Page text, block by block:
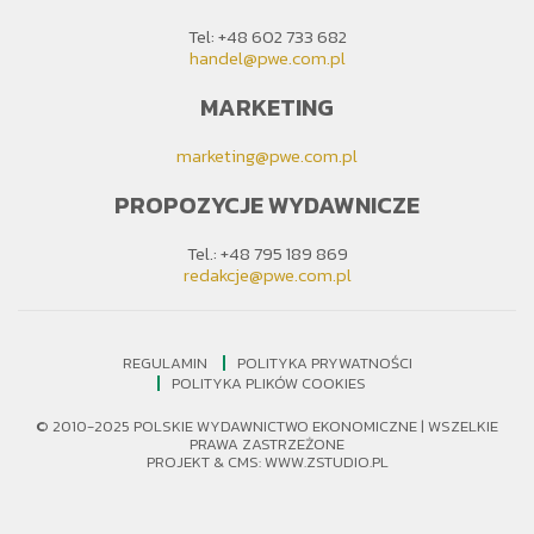
Tel: +48 602 733 682
handel@pwe.com.pl
MARKETING
marketing@pwe.com.pl
PROPOZYCJE WYDAWNICZE
Tel.: +48 795 189 869
redakcje@pwe.com.pl
REGULAMIN
POLITYKA PRYWATNOŚCI
POLITYKA PLIKÓW COOKIES
© 2010-2025 POLSKIE WYDAWNICTWO EKONOMICZNE | WSZELKIE
PRAWA ZASTRZEŻONE
PROJEKT & CMS:WWW.ZSTUDIO.PL